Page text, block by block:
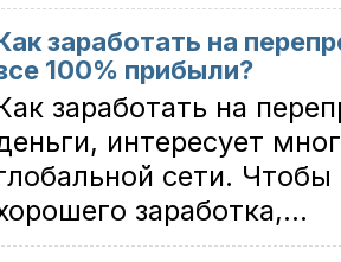
заработать на
100% прибыли?
заработать на
интересует
сети.
заработка,...